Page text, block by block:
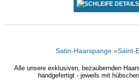
DETAILS
Satin-Haarspange »Saint-
Alle unsere exklusiven, bezaubernden
handgefertigt - jeweils mit